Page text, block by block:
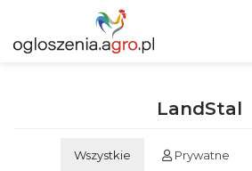
LandStal
Wszystkie Prywatne